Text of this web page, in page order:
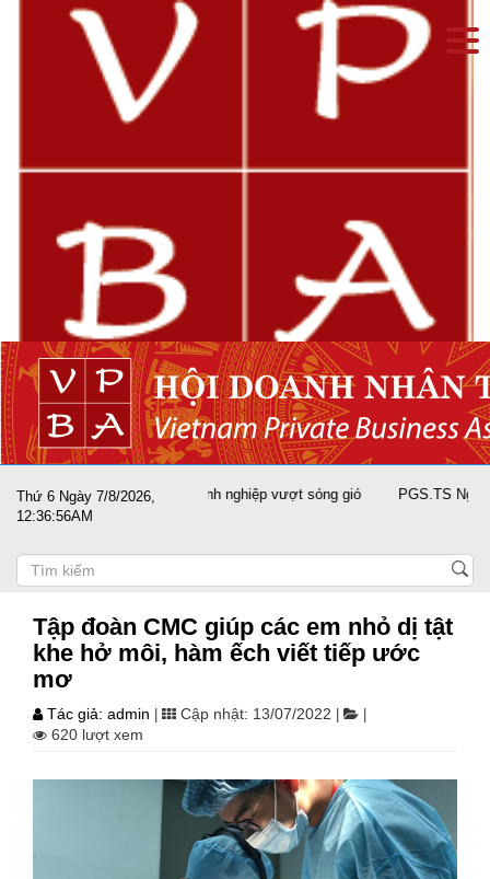
Thứ 6 Ngày 7/8/2026,
12:36:56AM
sát cánh cùng doanh nghiệp vượt sóng gió PGS.TS Nguyễn Trọng
Tập đoàn CMC giúp các em nhỏ dị tật
khe hở môi, hàm ếch viết tiếp ước
mơ
Tác giả: admin Cập nhật: 13/07/2022
620 lượt xem